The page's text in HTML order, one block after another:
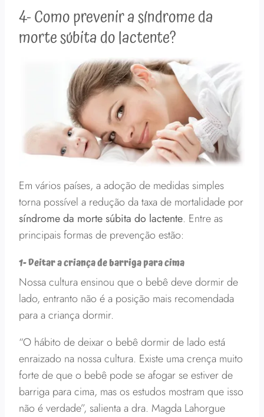
4- Como prevenir a síndrome da
morte súbita do lactente?
Em vários países, a adoção de medidas simples
torna possível a redução da taxa de mortalidade por
síndrome da morte súbita do lactente. Entre as
principais formas de prevenção estão:
1- Deitar a criança de barriga para cima
Nossa cultura ensinou que o bebê deve dormir de
lado, entranto não é a posição mais recomendada
para a criança dormir.
“O hábito de deixar o bebê dormir de lado está
enraizado na nossa cultura. Existe uma crença muito
forte de que o bebê pode se afogar se estiver de
barriga para cima, mas os estudos mostram que isso
não é verdade”, salienta a dra. Magda Lahorgue